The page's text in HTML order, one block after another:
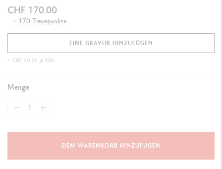
CHF 170.00
+ 170 Treuepunkte
EINE GRAVUR HINZUFÜGEN
+ CHF 20.00 je Stift
Menge
DEM WARENKORB HINZUFÜGEN